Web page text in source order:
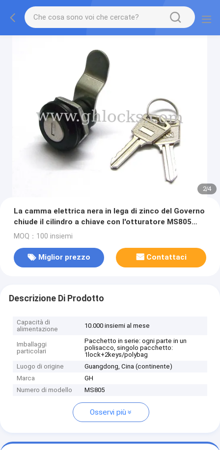
3/4
La camma elettrica nera in lega di zinco del Governo
chiude il cilindro a chiave con l'otturatore MS805
della polvere
MOQ：100 insiemi
Miglior prezzo Contattaci
Descrizione Di Prodotto
Capacità di
alimentazione
10.000 insiemi al mese
Imballaggi
particolari
Pacchetto in serie: ogni parte in un
polisacco, singolo pacchetto:
1lock+2keys/polybag
Luogo di origine
Guangdong, Cina (continente)
Marca
GH
Numero di modello
MS805
Osservi più